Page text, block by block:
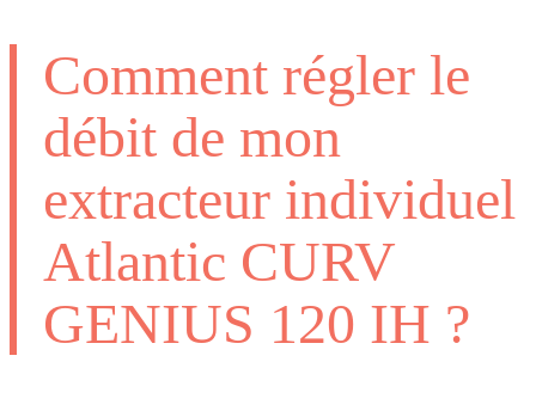
Comment régler le
débit de mon
extracteur individuel
Atlantic CURV
GENIUS 120 IH ?